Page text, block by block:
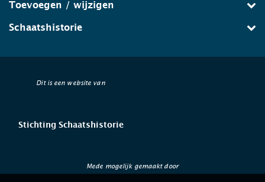
Toevoegen / wijzigen
Schaatshistorie
Dit is een website van
Stichting Schaatshistorie
Mede mogelijk gemaakt door